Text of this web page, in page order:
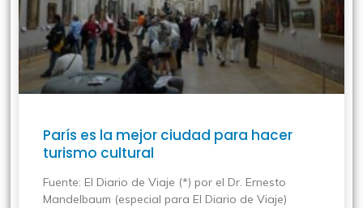
París es la mejor ciudad para hacer
turismo cultural
Fuente: El Diario de Viaje (*) por el Dr. Ernesto
Mandelbaum (especial para El Diario de Viaje)